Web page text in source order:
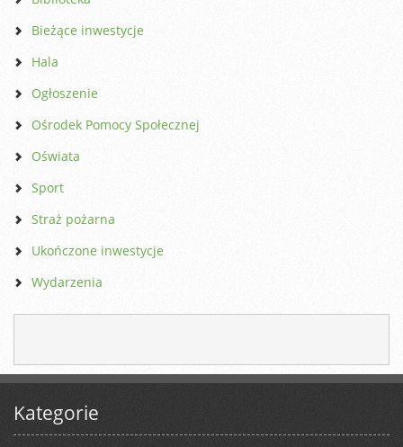
Bieżące inwestycje
Hala
Ogłoszenie
Ośrodek Pomocy Społecznej
Oświata
Sport
Straż pożarna
Ukończone inwestycje
Wydarzenia
Kategorie